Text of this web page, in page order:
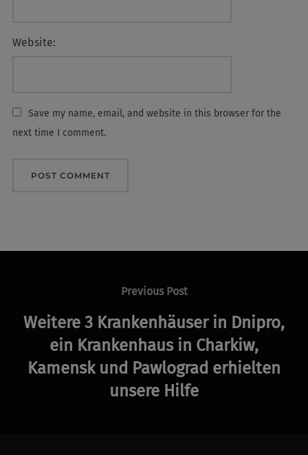
Website:
Save my name, email, and website in this browser for the
next time I comment.
Previous
Previous Post
Weitere 3 Krankenhäuser in Dnipro,
ein Krankenhaus in Charkiw,
Kamensk und Pawlograd erhielten
unsere Hilfe